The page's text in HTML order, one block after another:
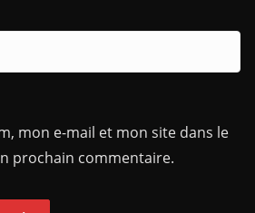
mon e-mail et mon site dans le
prochain commentaire.